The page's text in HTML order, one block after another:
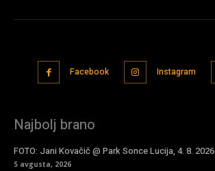
Facebook Instagram
Najbolj brano
FOTO: Jani Kovačič @ Park Sonce Lucija, 4. 8. 2026
5 avgusta, 2026